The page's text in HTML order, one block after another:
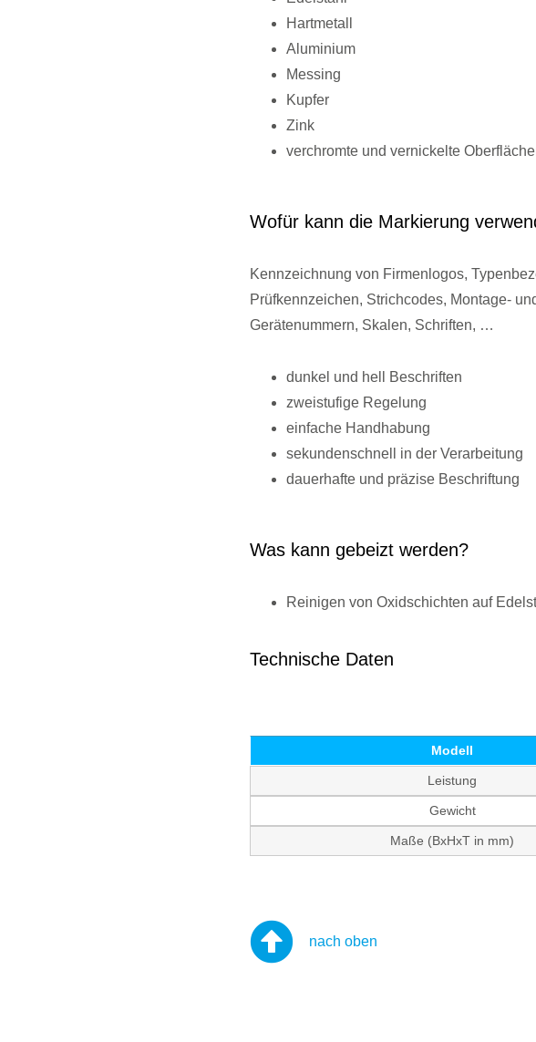
Hartmetall
Aluminium
Messing
Kupfer
Zink
verchromte und vernickelte
Wofür kann die Markierung
Kennzeichnung von Firmenlogos,
Prüfkennzeichen, Strichcodes, Montage-
Gerätenummern, Skalen, Schriften, …
dunkel und hell Beschriften
zweistufige Regelung
einfache Handhabung
sekundenschnell in der Verarbeitung
dauerhafte und präzise Beschriftung
Was kann gebeizt werden?
Reinigen von Oxidschichten auf
Technische Daten
Modell
Leistung
Gewicht
Maße (BxHxT in mm)
nach oben